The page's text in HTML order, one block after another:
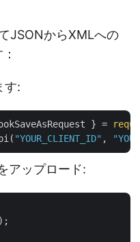
JSONからXMLへの
す:
} =
"YOUR_CLIENT_ID" ,
アップロード:
);